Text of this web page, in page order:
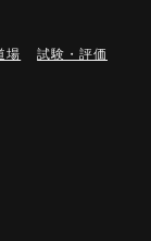
場 試験・評価